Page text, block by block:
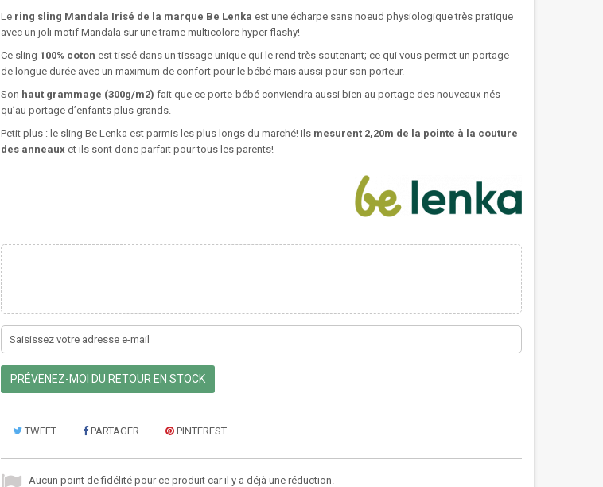
Le ring sling Mandala Irisé de la marque Be Lenka est une écharpe sans noeud physiologique très pratique
avec un joli motif Mandala sur une trame multicolore hyper flashy!
Ce sling 100% coton est tissé dans un tissage unique qui le rend très soutenant; ce qui vous permet un portage
de longue durée avec un maximum de confort pour le bébé mais aussi pour son porteur.
Son haut grammage (300g/m2) fait que ce porte-bébé conviendra aussi bien au portage des nouveaux-nés
qu’au portage d’enfants plus grands.
Petit plus : le sling Be Lenka est parmis les plus longs du marché! Ils mesurent 2,20m de la pointe à la couture
des anneaux et ils sont donc parfait pour tous les parents!
PRÉVENEZ-MOI DU RETOUR EN STOCK
TWEET PARTAGER PINTEREST
Aucun point de fidélité pour ce produit car il y a déjà une réduction.